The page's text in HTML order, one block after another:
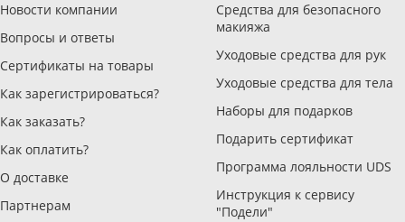
Новости компании
Вопросы и ответы
Сертификаты на товары
Как зарегистрироваться?
Как заказать?
Как оплатить?
О доставке
Партнерам
Средства для безопасного
макияжа
Уходовые средства для рук
Уходовые средства для тела
Наборы для подарков
Подарить сертификат
Программа лояльности UDS
Инструкция к сервису
"Подели"